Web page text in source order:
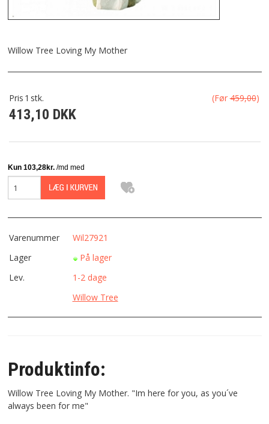
FRAGT
KONTAKT
FORTRYDELSESRET
Willow Tree Loving My Mother
Pris 1 stk. (Før459,00)
413,10 DKK
Varenummer
Wil27921
Lager
På lager
Lev.
1-2 dage
Willow Tree
Produktinfo:
Willow Tree Loving My Mother. "Im here for you, as you´ve
always been for me"